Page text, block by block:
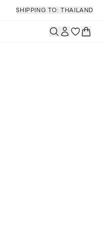
SHIPPING TO: THAILAND